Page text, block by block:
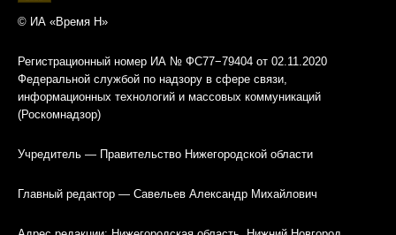
© ИА «Время Н»
Регистрационный номер ИА № ФС77−79404 от 02.11.2020
Федеральной службой по надзору в сфере связи,
информационных технологий и массовых коммуникаций
(Роскомнадзор)
Учредитель — Правительство Нижегородской области
Главный редактор — Савельев Александр Михайлович